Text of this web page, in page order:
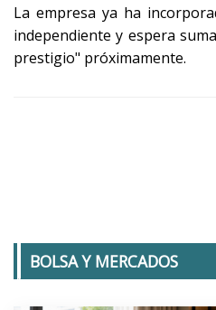
La empresa ya ha
independiente y espera
prestigio" próximamente.
BOLSA Y MERCADOS